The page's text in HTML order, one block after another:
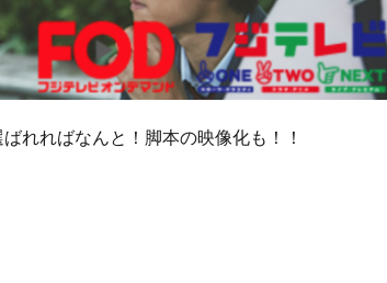
れればなんと！脚本の映像化も！！